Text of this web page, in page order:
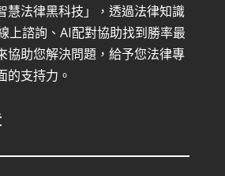
慧法律黑科技」，透過法律知識
上諮詢、AI配對協助找到勝率最
協助您解決問題，給予您法律專
的支持力。